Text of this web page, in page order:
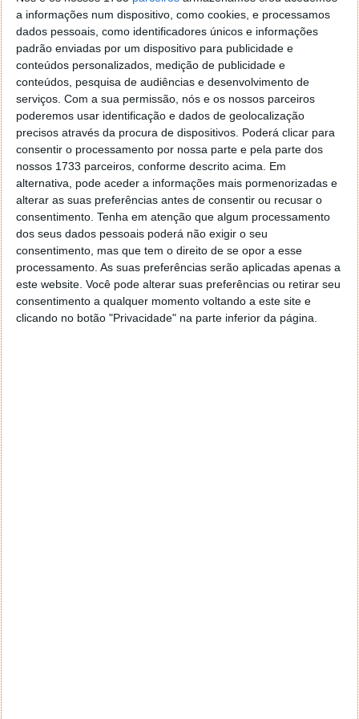
a informações num dispositivo, como cookies, e processamos
dados pessoais, como identificadores únicos e informações
padrão enviadas por um dispositivo para publicidade e
conteúdos personalizados, medição de publicidade e
conteúdos, pesquisa de audiências e desenvolvimento de
serviços. Com a sua permissão, nós e os nossos parceiros
poderemos usar identificação e dados de geolocalização
precisos através da procura de dispositivos. Poderá clicar para
consentir o processamento por nossa parte e pela parte dos
nossos 1733 parceiros, conforme descrito acima. Em
alternativa, pode aceder a informações mais pormenorizadas e
alterar as suas preferências antes de consentir ou recusar o
consentimento. Tenha em atenção que algum processamento
dos seus dados pessoais poderá não exigir o seu
consentimento, mas que tem o direito de se opor a esse
processamento. As suas preferências serão aplicadas apenas a
este website. Você pode alterar suas preferências ou retirar seu
consentimento a qualquer momento voltando a este site e
clicando no botão "Privacidade" na parte inferior da página.
mixerde criptomoedas designado Tornado Crash.
Mas essa aplicação foi sancionada pelos EUA, o que
forçou os hackers a usarem técnicas alternativas, o
que ajudou a tornar mais fácil o processo de
recuperação do dinheiro.
O valor recuperado apenas corresponde a 12% do
total roubado, mas já é uma conquista muito
importante. E com as inovações neste mercado, será
cada vez mais difícil que os hackers consigam realizar
um ataque 100% bem sucedido, tal como afirma Erin
Plante, diretora de pesquisa da Chainalysis.
Leia também: